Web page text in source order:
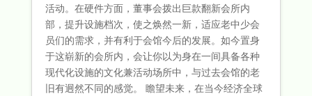
活动。在硬件方面，董事会拨出巨款翻新会所内
部，提升设施档次，使之焕然一新，适应老中少会
员们的需求，并有利于会馆今后的发展。如今置身
于这崭新的会所内，会让你以为身在一间具备各种
现代化设施的文化兼活动场所中，与过去会馆的老
旧有迥然不同的感觉。 瞻望未来，在当今经济全球